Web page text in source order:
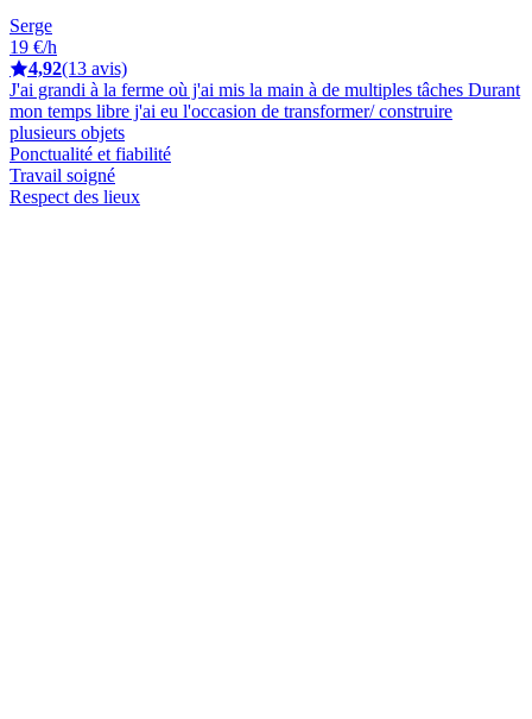
Serge
19 €/h
4,92(13 avis)
J'ai grandi à la ferme où j'ai mis la main à de multiples tâches Durant
mon temps libre j'ai eu l'occasion de transformer/ construire
plusieurs objets
Ponctualité et fiabilité
Travail soigné
Respect des lieux